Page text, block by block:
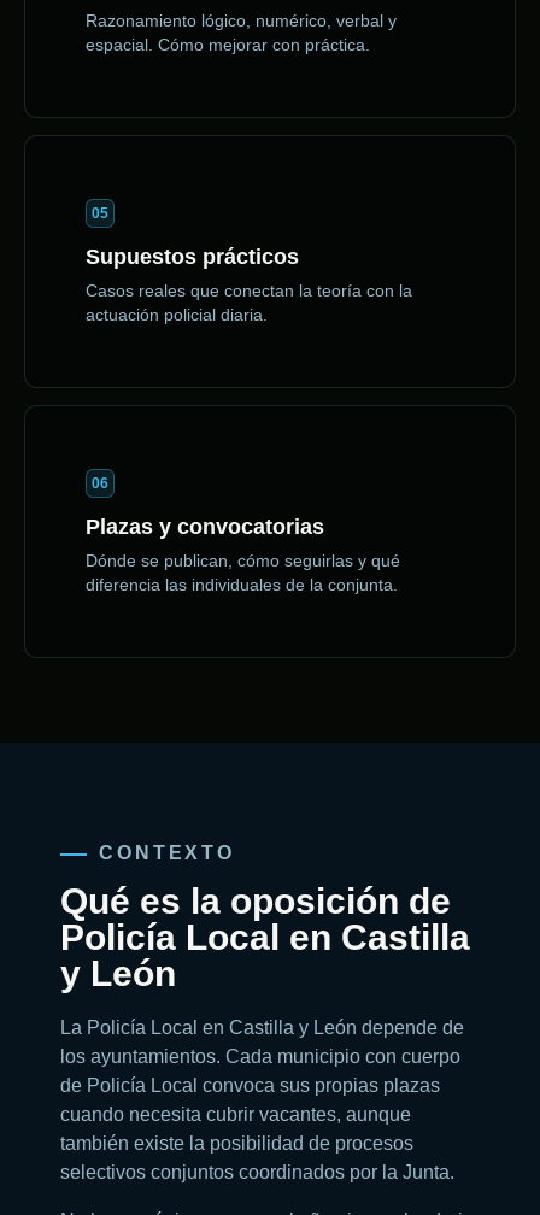
Razonamiento lógico, numérico, verbal y
espacial. Cómo mejorar con práctica.
05
Supuestos prácticos
Casos reales que conectan la teoría con la
actuación policial diaria.
06
Plazas y convocatorias
Dónde se publican, cómo seguirlas y qué
diferencia las individuales de la conjunta.
CONTEXTO
Qué es la oposición de
Policía Local en Castilla
y León
La Policía Local en Castilla y León depende de
los ayuntamientos. Cada municipio con cuerpo
de Policía Local convoca sus propias plazas
cuando necesita cubrir vacantes, aunque
también existe la posibilidad de procesos
selectivos conjuntos coordinados por la Junta.